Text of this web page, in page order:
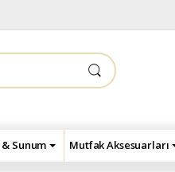
Sunum Mutfak Aksesuarları